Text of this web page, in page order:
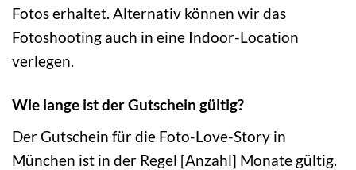
Fotos erhaltet. Alternativ können wir das
Fotoshooting auch in eine Indoor-Location
verlegen.
Wie lange ist der Gutschein gültig?
Der Gutschein für die Foto-Love-Story in
München ist in der Regel [Anzahl] Monate gültig.